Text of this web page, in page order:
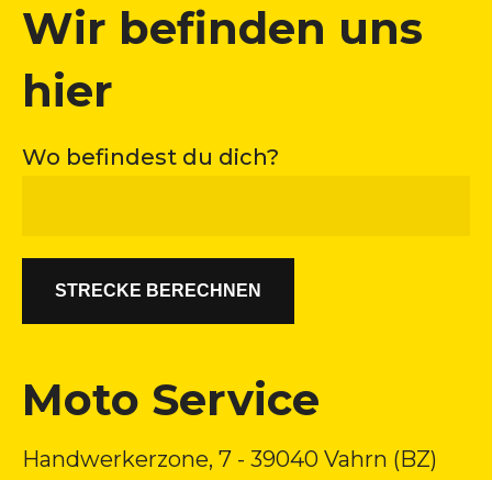
Wir befinden uns
hier
Wo befindest du dich?
STRECKE BERECHNEN
Moto Service
Handwerkerzone, 7 - 39040 Vahrn (BZ)